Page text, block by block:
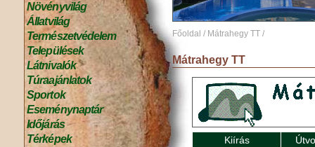
Növényvilág
Állatvilág
Természetvédelem
Települések
Látnivalók
Túraajánlatok
Sportok
Eseménynaptár
Időjárás
Térképek
Főoldal / Mátrahegy TT /
Mátrahegy TT
Kiírás